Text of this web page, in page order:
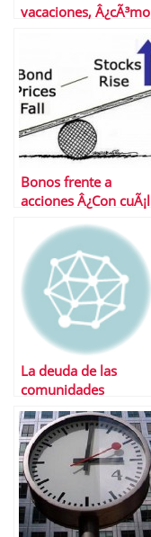
vacaciones, Â¿cÃ³mo
Bonos frente a
acciones Â¿Con cuÃ¡l
La deuda de las
comunidades
autÃ³nomas